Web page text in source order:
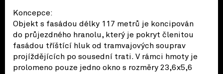
Koncepce:
Objekt s fasádou délky 117 metrů je koncipován
do průjezdného hranolu, který je pokryt členitou
fasádou tříštící hluk od tramvajových souprav
projíždějících po sousední trati. V rámci hmoty je
prolomeno pouze jedno okno s rozměry 23,6x5,6